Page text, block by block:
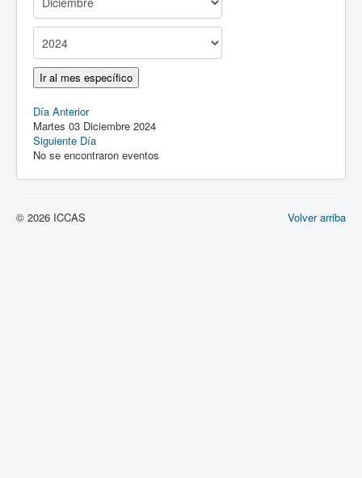
Ir al mes específico
Día Anterior
Martes 03 Diciembre 2024
Siguiente Día
No se encontraron eventos
Volver arriba
© 2026 ICCAS